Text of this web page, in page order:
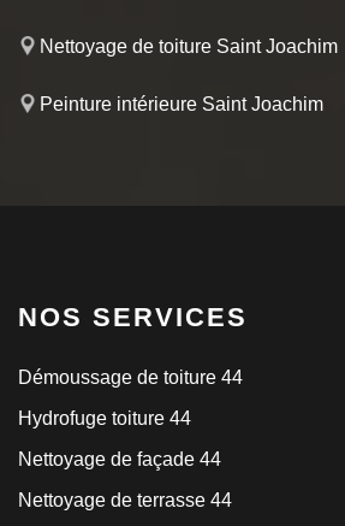
Nettoyage de toiture Saint Joachim
Peinture intérieure Saint Joachim
NOS SERVICES
Démoussage de toiture 44
Hydrofuge toiture 44
Nettoyage de façade 44
Nettoyage de terrasse 44